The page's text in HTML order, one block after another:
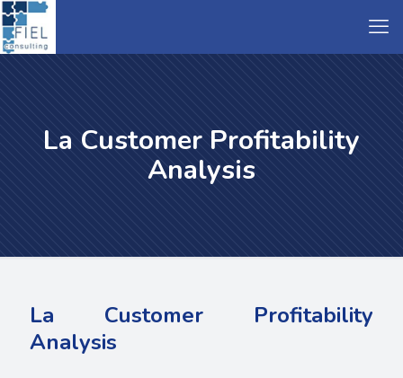
La Customer Profitability
Analysis
La Customer Profitability
Analysis